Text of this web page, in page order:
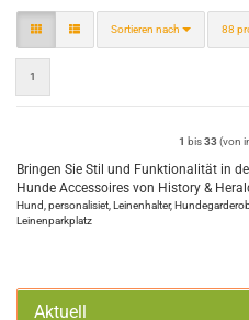
Sortieren nach
Sortieren nach 88
pro
1
1 bis33(von
Bringen Sie Stil und Funktionalität in
Hunde Accessoires von History &
Hund, personalisiet, Leinenhalter,
Leinenparkplatz
Aktuell